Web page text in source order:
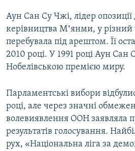
Аун Сан Су Чжі, лідер опозиції
керівництва Мʼянми, у різний
перебувала під арештом. Її
2010 році. У 1991 році Аун Сан
Нобелівською премією миру.
Парламентські вибори
році, але через значні
волевиявлення ООН заявляла
результатів голосування.
рух, «Національна ліга за